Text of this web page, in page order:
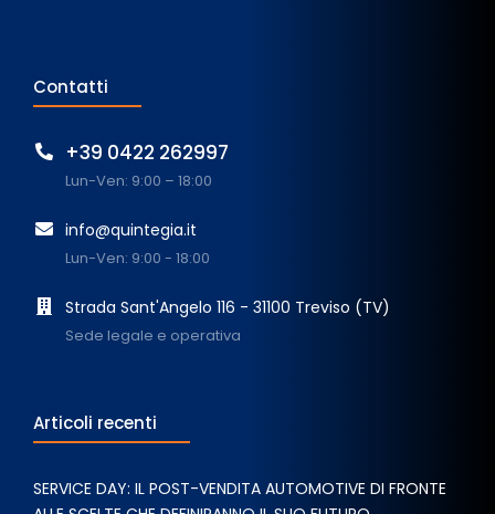
Contatti
+39 0422 262997
Lun-Ven: 9:00 – 18:00
info@quintegia.it
Lun-Ven: 9:00 - 18:00
Strada Sant'Angelo 116 - 31100 Treviso (TV)
Sede legale e operativa
Articoli recenti
SERVICE DAY: IL POST-VENDITA AUTOMOTIVE DI FRONTE